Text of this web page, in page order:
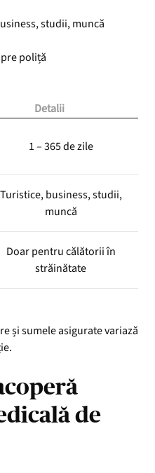
studii, muncă
poliță
Detalii
1 – 365 de zile
Turistice, business, studii,
muncă
Doar pentru călătorii în
străinătate
și sumele asigurate variază
de